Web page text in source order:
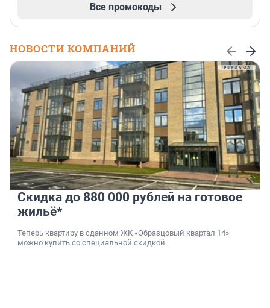
Все промокоды
НОВОСТИ КОМПАНИЙ
Скидка до 880 000 рублей на готовое
жильё*
Теперь квартиру в сданном ЖК «Образцовый квартал 14»
можно купить со специальной скидкой.